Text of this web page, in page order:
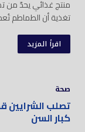
منتج غذائي يحدّ من
تغذية أن الطماطم
اقرأ المزيد
صحة
تصلب الشرايين
كبار السن